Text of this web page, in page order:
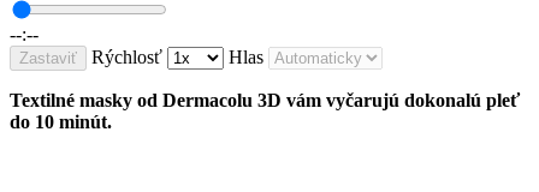
--:--
Zastaviť Rýchlosť Hlas
Textilné masky od Dermacolu 3D vám vyčarujú dokonalú pleť
do 10 minút.